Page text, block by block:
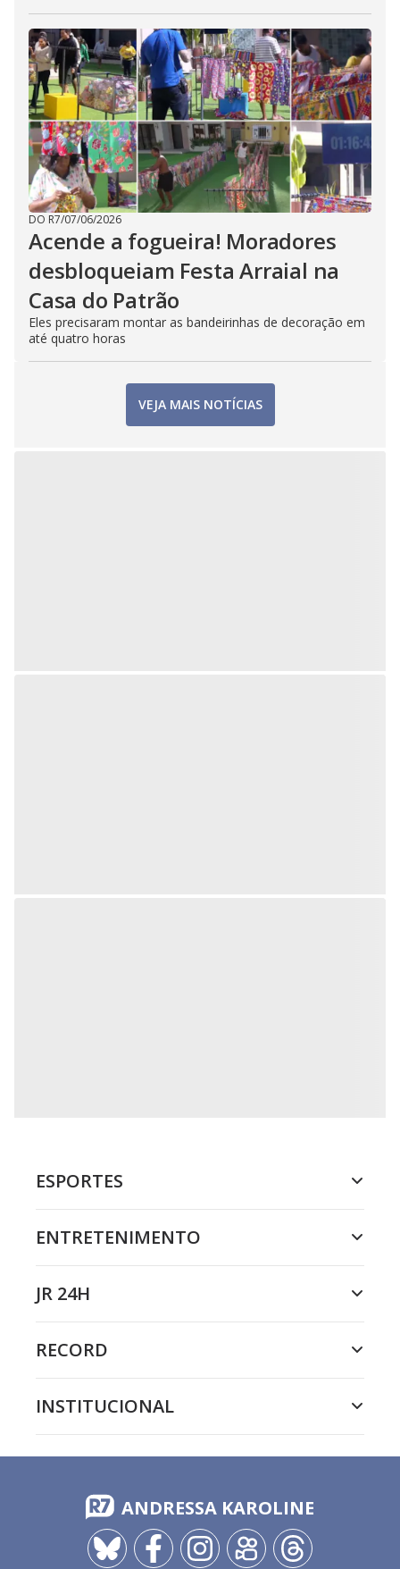
DO R7/07/06/2026
Acende a fogueira! Moradores
desbloqueiam Festa Arraial na
Casa do Patrão
Eles precisaram montar as bandeirinhas de decoração em
até quatro horas
VEJA MAIS NOTÍCIAS
ESPORTES
ENTRETENIMENTO
JR 24H
RECORD
INSTITUCIONAL
ANDRESSA KAROLINE